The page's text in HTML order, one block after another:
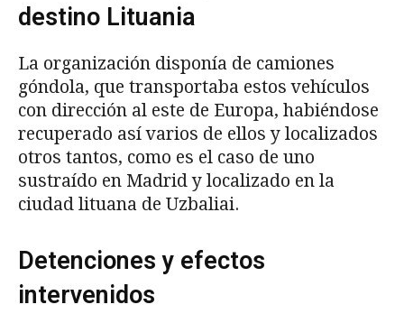
destino Lituania
La organización disponía de camiones
góndola, que transportaba estos vehículos
con dirección al este de Europa, habiéndose
recuperado así varios de ellos y localizados
otros tantos, como es el caso de uno
sustraído en Madrid y localizado en la
ciudad lituana de Uzbaliai.
Detenciones y efectos
intervenidos